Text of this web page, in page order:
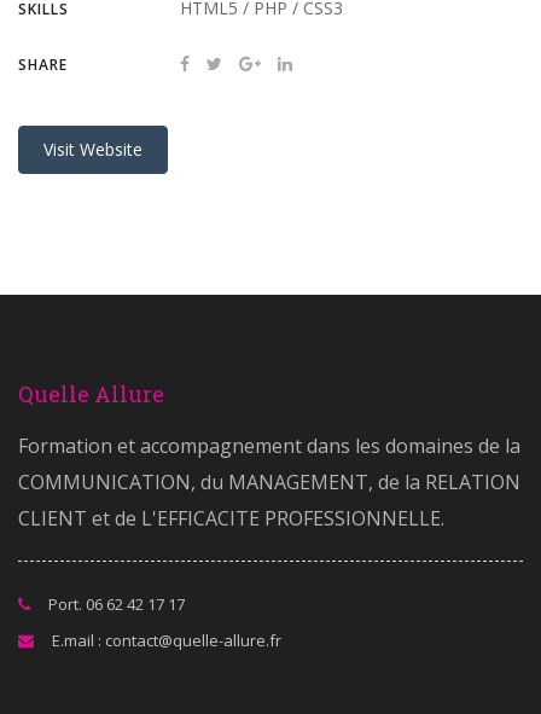
SKILLS HTML5 / PHP / CSS3
SHARE
Visit Website
Quelle Allure
Formation et accompagnement dans les domaines de la
COMMUNICATION, du MANAGEMENT, de la RELATION
CLIENT et de L'EFFICACITE PROFESSIONNELLE.
Port. 06 62 42 17 17
E.mail : contact@quelle-allure.fr